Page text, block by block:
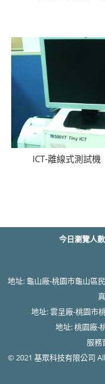
ICT-離線式測試機
今日瀏覽人數
地址: 龜山廠-桃園市龜山區
地址: 雲呈廠-桃園市
地址: 桃園廠-
服務
© 2021 基眾科技